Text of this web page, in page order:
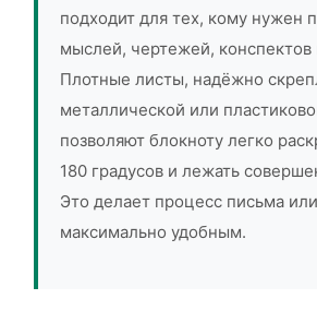
подходит для тех, кому нужен
мыслей, чертежей, конспектов
Плотные листы, надёжно
металлической или
позволяют блокноту легко
180 градусов и лежать
Это делает процесс письма
максимально удобным.